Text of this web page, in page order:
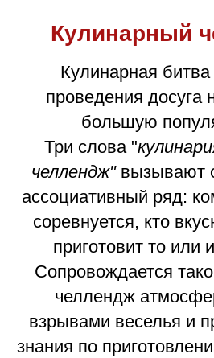
Кулинарный
Кулинарная
проведения досуга
большую
Три слова "
челлендж"вызывают
ассоциативный ряд:
соревнуется, кто
приготовит то или
Сопровождается
челлендж
взрывами веселья и
знания по